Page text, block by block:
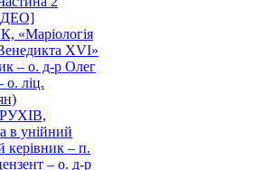
«Маріологія
XVI»
– о. д-р Олег
о. ліц.
в унійний
керівник – п.
– о. д-р